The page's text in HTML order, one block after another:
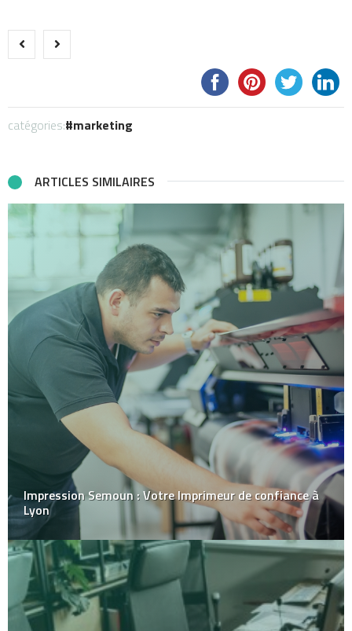
catégories: marketing
ARTICLES SIMILAIRES
Impression Semoun : Votre Imprimeur de confiance à
Lyon